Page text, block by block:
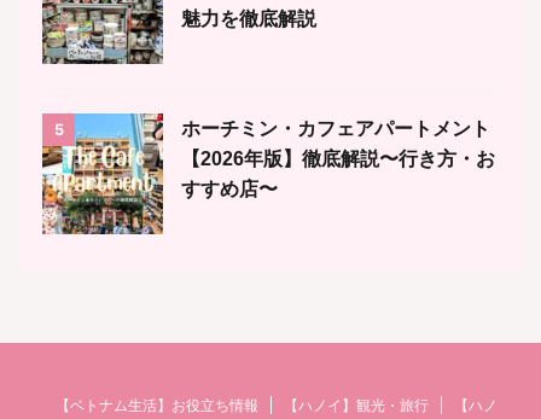
魅力を徹底解説
5
ホーチミン・カフェアパートメント
【2026年版】徹底解説〜行き方・お
すすめ店〜
【ベトナム生活】お役立ち情報 【ハノイ】観光・旅行
【ハノ